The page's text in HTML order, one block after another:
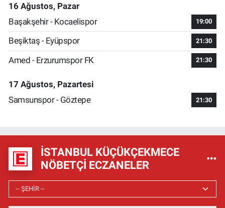
16 Ağustos, Pazar
Başakşehir - Kocaelispor
19:00
Beşiktaş - Eyüpspor 21:30
Amed - Erzurumspor FK 21:30
17 Ağustos, Pazartesi
Samsunspor - Göztepe
21:30
İSTANBUL KÜÇÜKÇEKMECE
NÖBETÇI ECZANELER